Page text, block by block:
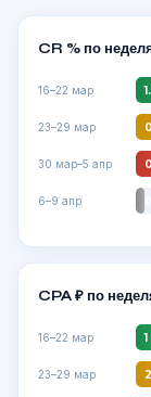
CR % по
16–22 мар
23–29 мар
30 мар–5 апр
6–9 апр
CPA ₽ по
16–22 мар
23–29 мар